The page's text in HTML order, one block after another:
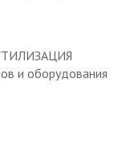
и оборудования